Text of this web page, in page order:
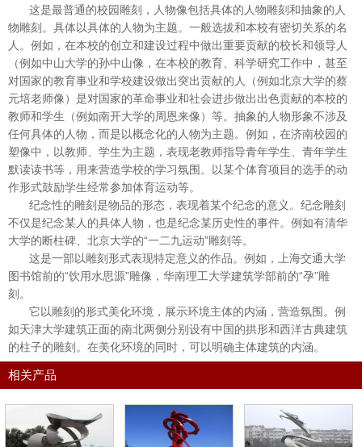
这是最普通的校园雕刻，人物像包括具体的人物雕刻和抽象的人
物雕刻。具体以具体的人物为主题。一般选拔和本校有密切关系的名
人。例如，在本校的创立和建设过程中做出重要贡献的校长和领导人
（例如中山大学的孙中山像，在本校的教育、科学研究工作中，甚至
对国家的教育事业和学校建设做出突出贡献的人（例如北京大学的蔡
元培老师像）是对国家的革命事业和社会进步做出出色贡献的本校的
教师和学生（例如南开大学的周恩来像）等。抽象的人物形象不涉及
任何具体的人物，而是以概念化的人物为主题。例如，在济南校园的
塑像中，以教师、学生为主题，表现老教师指导青年学生、青年学生
默读读书等，用来营造学校的学习氛围。以某个体育项目的选手的动
作形式鼓励学生经常参加体育运动等。
纪念性的雕刻是物品的形态，表现着某个纪念的意义。纪念雕刻
不仅是纪念某人的具体人物，也是纪念某历史性的事件。例如有清华
大学的断柱碑、北京大学的“一二九运动”雕刻等。
这是一部以雕刻形式表现特定意义的作品。例如，上海交通大学
图书馆前的“饮用水思源”雕像，华南理工大学建筑学部前的“孕”雕
刻。
它以雕刻的形式美化环境，展示环境主体的内涵，营造氛围。例
如天津大学建筑正面的南北两侧分别设有中国的拱形和西洋古典建筑
的柱子的雕刻。在美化环境的同时，可以明确主体建筑的内涵。
相关产品